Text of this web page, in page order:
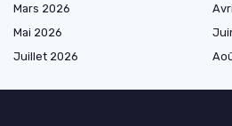
Mars 2026
Mai 2026
Juillet 2026